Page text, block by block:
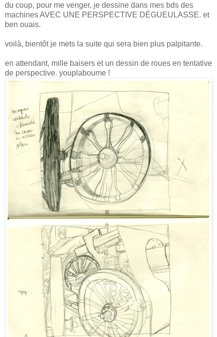
du coup, pour me venger, je dessine dans mes bds des
machines AVEC UNE PERSPECTIVE DÉGUEULASSE. et
ben ouais.
voilà, bientôt je mets la suite qui sera bien plus palpitante.
en attendant, mille baisers et un dessin de roues en tentative
de perspective. youplaboume !